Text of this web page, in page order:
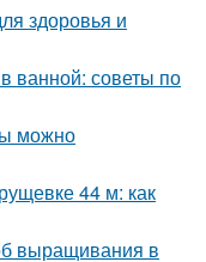
здоровья и
ванной: советы по
можно
44 м: как
выращивания в